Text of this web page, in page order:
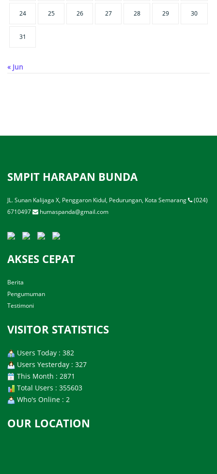
24 25 26 27 28 29 30
31
« Jun
SMPIT HARAPAN BUNDA
JL. Sunan Kalijaga X, Penggaron Kidul, Pedurungan, Kota Semarang
(024)
6710497
humaspanda@gmail.com
AKSES CEPAT
Berita
Pengumuman
Testimoni
VISITOR STATISTICS
Users Today : 382
Users Yesterday : 327
This Month : 2871
Total Users : 355603
Who's Online : 2
OUR LOCATION